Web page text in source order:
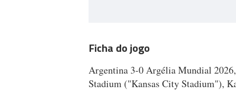
Ficha do jogo
Argentina 3-0 Argélia Mundial
Stadium ("Kansas City Stadium"),